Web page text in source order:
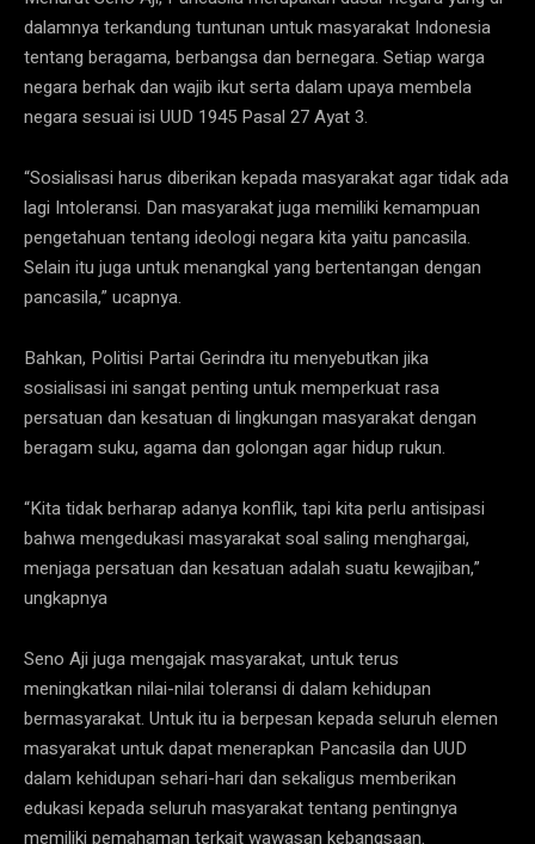
dalamnya terkandung tuntunan untuk masyarakat Indonesia
tentang beragama, berbangsa dan bernegara. Setiap warga
negara berhak dan wajib ikut serta dalam upaya membela
negara sesuai isi UUD 1945 Pasal 27 Ayat 3.
“Sosialisasi harus diberikan kepada masyarakat agar tidak ada
lagi Intoleransi. Dan masyarakat juga memiliki kemampuan
pengetahuan tentang ideologi negara kita yaitu pancasila.
Selain itu juga untuk menangkal yang bertentangan dengan
pancasila,” ucapnya.
Bahkan, Politisi Partai Gerindra itu menyebutkan jika
sosialisasi ini sangat penting untuk memperkuat rasa
persatuan dan kesatuan di lingkungan masyarakat dengan
beragam suku, agama dan golongan agar hidup rukun.
“Kita tidak berharap adanya konflik, tapi kita perlu antisipasi
bahwa mengedukasi masyarakat soal saling menghargai,
menjaga persatuan dan kesatuan adalah suatu kewajiban,”
ungkapnya
Seno Aji juga mengajak masyarakat, untuk terus
meningkatkan nilai-nilai toleransi di dalam kehidupan
bermasyarakat. Untuk itu ia berpesan kepada seluruh elemen
masyarakat untuk dapat menerapkan Pancasila dan UUD
dalam kehidupan sehari-hari dan sekaligus memberikan
edukasi kepada seluruh masyarakat tentang pentingnya
memiliki pemahaman terkait wawasan kebangsaan.